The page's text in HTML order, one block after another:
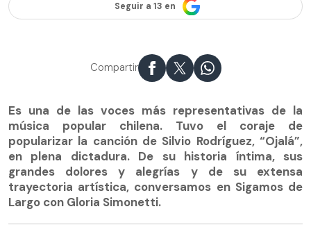
Seguir a 13 en
Compartir
Es una de las voces más representativas de la
música popular chilena. Tuvo el coraje de
popularizar la canción de Silvio Rodríguez, “Ojalá”,
en plena dictadura. De su historia íntima, sus
grandes dolores y alegrías y de su extensa
trayectoria artística, conversamos en Sigamos de
Largo con Gloria Simonetti.